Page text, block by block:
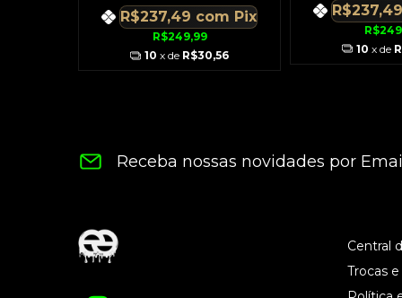
R$249,99
R$237,49 com Pix
10 x de R$30,56 10 x de
Receba nossas novidades por
Central
Trocas